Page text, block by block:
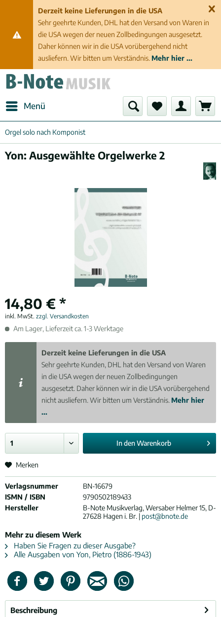
Derzeit keine Lieferungen in die USA
Sehr geehrte Kunden, DHL hat den Versand von Waren in
die USA wegen der neuen Zollbedingungen ausgesetzt.
Daher können wir in die USA vorübergehend nicht
ausliefern. Wir bitten um Verständnis. Mehr hier ...
Menü
Orgel solo nach Komponist
Yon: Ausgewählte Orgelwerke 2
14,80 € *
inkl. MwSt. zzgl. Versandkosten
Am Lager, Lieferzeit ca. 1-3 Werktage
Derzeit keine Lieferungen in die USA
Sehr geehrte Kunden, DHL hat den Versand von Waren
in die USA wegen der neuen Zollbedingungen
ausgesetzt. Daher können wir in die USA vorübergehend
nicht ausliefern. Wir bitten um Verständnis. Mehr hier
...
In denWarenkorb
Merken
Verlagsnummer
BN-16679
ISMN / ISBN
9790502189433
Hersteller
B-Note Musikverlag, Wersaber Helmer 15, D-
27628 Hagen i. Br. | post@bnote.de
Mehr zu diesem Werk
Haben Sie Fragen zu dieser Ausgabe?
Alle Ausgaben von Yon, Pietro (1886-1943)
Beschreibung